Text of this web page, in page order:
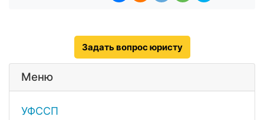
Задать вопрос юристу
Меню
УФССП